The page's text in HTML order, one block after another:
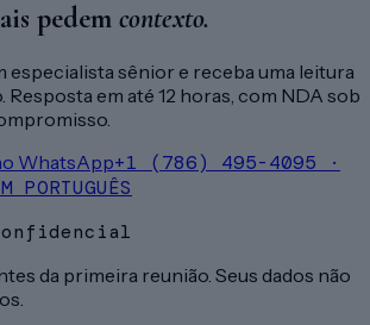
pedem contexto.
especialista sênior e receba uma leitura
Resposta em até 12 horas, com NDA sob
WhatsApp+1 (786) 495-4095 ·
PORTUGUÊS
da primeira reunião. Seus dados não